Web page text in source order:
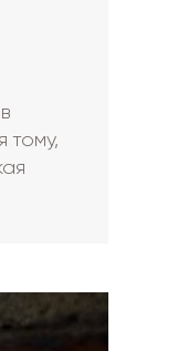
тому,